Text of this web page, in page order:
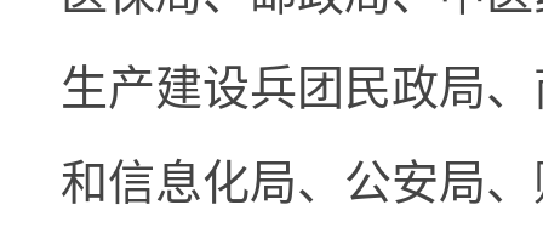
生产建设兵团民政局
和信息化局、公安局